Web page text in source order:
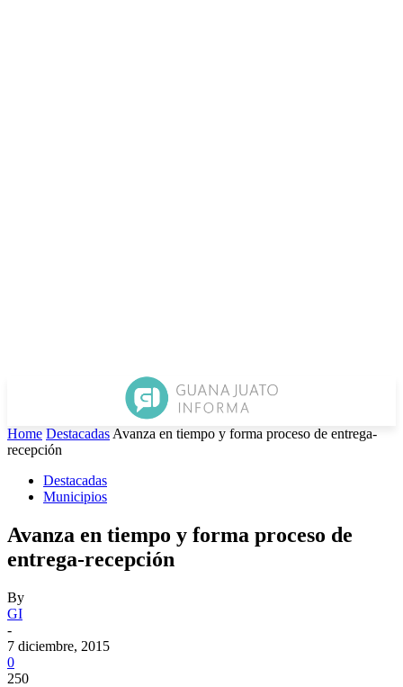
Home Destacadas Avanza en tiempo y forma proceso de entrega-
recepción
Destacadas
Municipios
Avanza en tiempo y forma proceso de
entrega-recepción
By
GI
-
7 diciembre, 2015
0
250